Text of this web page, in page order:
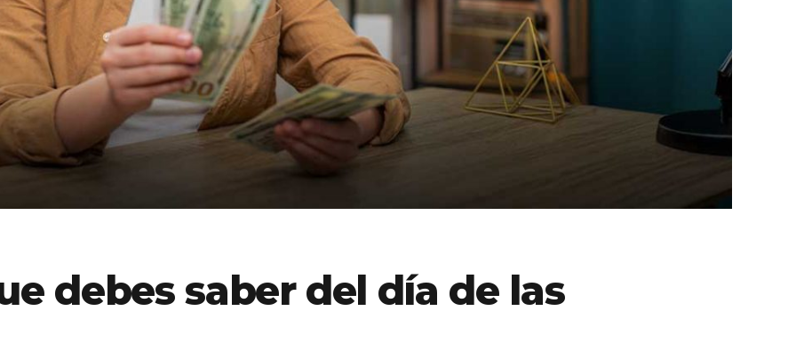
debes saber del día de las